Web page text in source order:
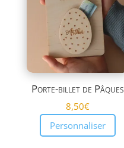
Porte-billet de Pâques
8,50€
Personnaliser